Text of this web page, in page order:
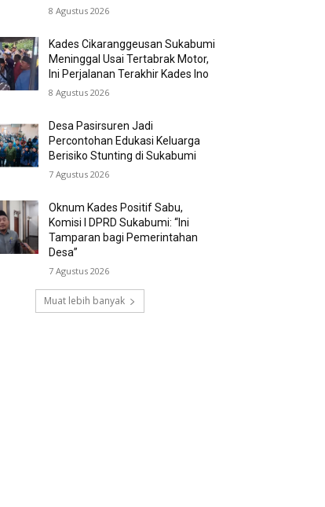
8 Agustus 2026
Kades Cikaranggeusan Sukabumi
Meninggal Usai Tertabrak Motor,
Ini Perjalanan Terakhir Kades Ino
8 Agustus 2026
Desa Pasirsuren Jadi
Percontohan Edukasi Keluarga
Berisiko Stunting di Sukabumi
7 Agustus 2026
Oknum Kades Positif Sabu,
Komisi I DPRD Sukabumi: “Ini
Tamparan bagi Pemerintahan
Desa”
7 Agustus 2026
Muat lebih banyak